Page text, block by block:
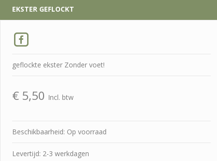
EKSTER GEFLOCKT
geflockte ekster Zonder voet!
€ 5,50 Incl. btw
Beschikbaarheid: Op voorraad
Levertijd: 2-3 werkdagen